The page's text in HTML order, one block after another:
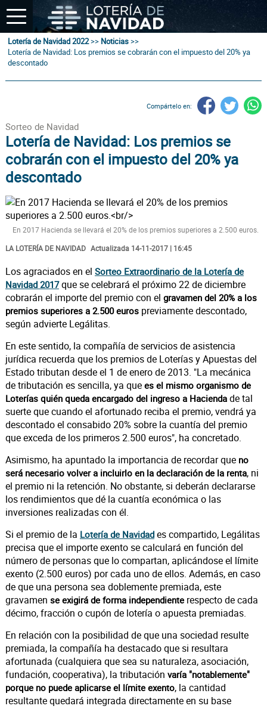
Lotería de Navidad 2022>> Noticias>>
Lotería de Navidad: Los premios se cobrarán con el impuesto del 20% ya
descontado
Compártelo en:
Sorteo de Navidad
Lotería de Navidad: Los premios se
cobrarán con el impuesto del 20% ya
descontado
En 2017 Hacienda se llevará el 20% de los premios superiores a 2.500 euros.
LA LOTERÍA DE NAVIDAD Actualizada 14-11-2017 | 16:45
Los agraciados en el Sorteo Extraordinario de la Lotería de
Navidad 2017 que se celebrará el próximo 22 de diciembre
cobrarán el importe del premio con el gravamen del 20% a los
premios superiores a 2.500 euros previamente descontado,
según advierte Legálitas.
En este sentido, la compañía de servicios de asistencia
jurídica recuerda que los premios de Loterías y Apuestas del
Estado tributan desde el 1 de enero de 2013. "La mecánica
de tributación es sencilla, ya que es el mismo organismo de
Loterías quién queda encargado del ingreso a Haciendade tal
suerte que cuando el afortunado reciba el premio, vendrá ya
descontado el consabido 20% sobre la cuantía del premio
que exceda de los primeros 2.500 euros", ha concretado.
Asimismo, ha apuntado la importancia de recordar que no
será necesario volver a incluirlo en la declaración de la renta, ni
el premio ni la retención. No obstante, si deberán declararse
los rendimientos que dé la cuantía económica o las
inversiones realizadas con él.
Si el premio de la Lotería de Navidades compartido, Legálitas
precisa que el importe exento se calculará en función del
número de personas que lo compartan, aplicándose el límite
exento (2.500 euros) por cada uno de ellos. Además, en caso
de que una persona sea doblemente premiada, este
gravamen se exigirá de forma independienterespecto de cada
décimo, fracción o cupón de lotería o apuesta premiadas.
En relación con la posibilidad de que una sociedad resulte
premiada, la compañía ha destacado que si resultara
afortunada (cualquiera que sea su naturaleza, asociación,
fundación, cooperativa), la tributación varía "notablemente"
porque no puede aplicarse el límite exento, la cantidad
resultante quedará integrada directamente en su base